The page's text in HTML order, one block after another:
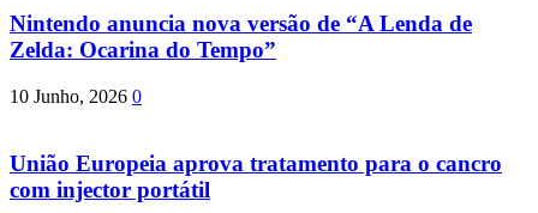
Nintendo anuncia nova versão de “A Lenda de
Zelda: Ocarina do Tempo”
10 Junho, 2026 0
União Europeia aprova tratamento para o cancro
com injector portátil